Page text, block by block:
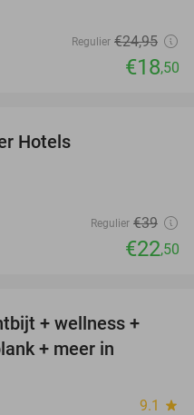
Regulier €24,95
€18,50
Hotels
Regulier €39
€22,50
33%
+ wellness +
+ meer in
9.1 star